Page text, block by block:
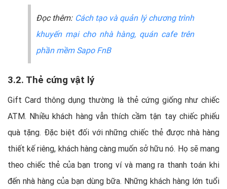
Đọc thêm: Cách tạo và quản lý chương trình
khuyến mại cho nhà hàng, quán cafe trên
phần mềm Sapo FnB
3.2. Thẻ cứng vật lý
Gift Card thông dụng thường là thẻ cứng giống như chiếc
ATM. Nhiều khách hàng vẫn thích cầm tận tay chiếc phiếu
quà tặng. Đặc biệt đối với những chiếc thẻ được nhà hàng
thiết kế riêng, khách hàng càng muốn sở hữu nó. Họ sẽ mang
theo chiếc thẻ của bạn trong ví và mang ra thanh toán khi
đến nhà hàng của bạn dùng bữa. Những khách hàng lớn tuổi